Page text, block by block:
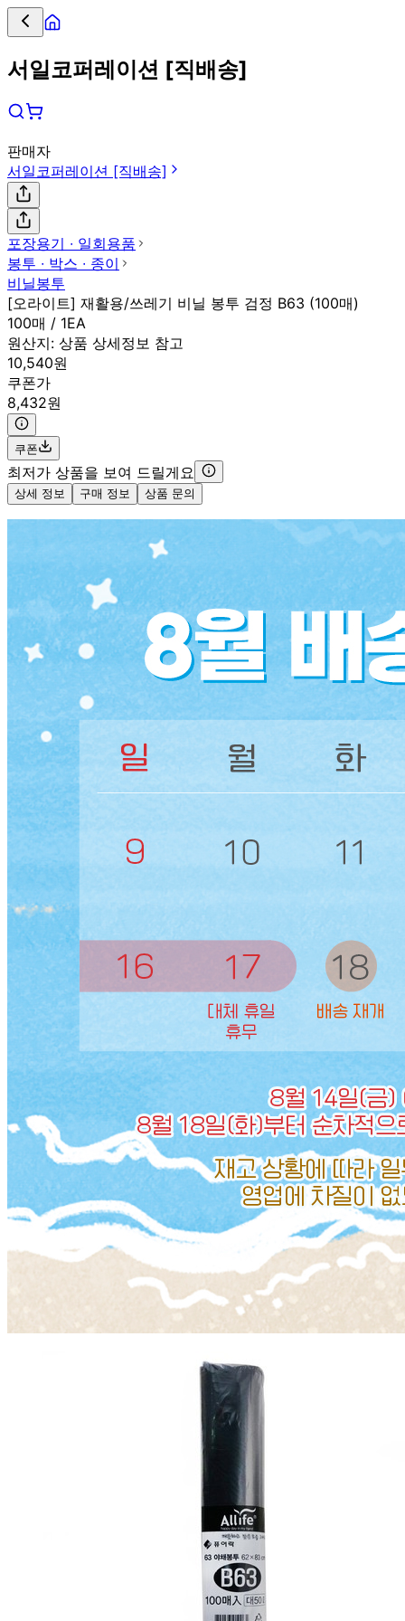
서일코퍼레이션 [직배송]
판매자
서일코퍼레이션 [직배송]
포장용기 ∙ 일회용품
봉투 ∙ 박스 ∙ 종이
비닐봉투
[오라이트] 재활용/쓰레기 비닐 봉투 검정 B63 (100매)
100매 / 1EA
원산지: 상품 상세정보 참고
10,540원
쿠폰가
8,432원
쿠폰
최저가 상품을 보여 드릴게요
상세 정보 구매 정보 상품 문의